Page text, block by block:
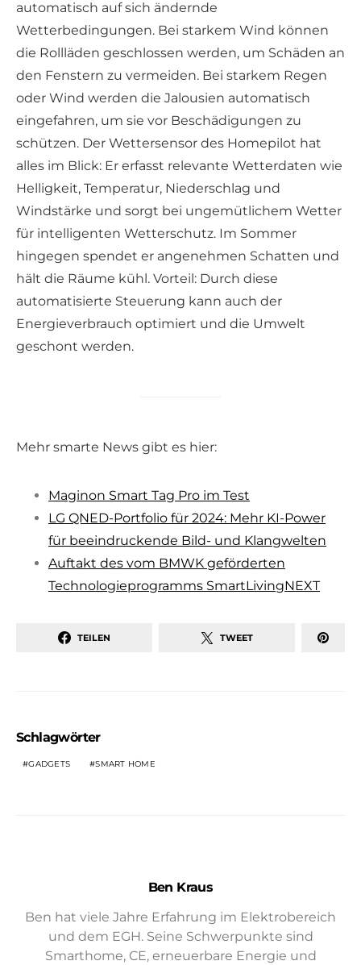
automatisch auf sich ändernde
Wetterbedingungen. Bei starkem Wind können
die Rollläden geschlossen werden, um Schäden an
den Fenstern zu vermeiden. Bei starkem Regen
oder Wind werden die Jalousien automatisch
eingefahren, um sie vor Beschädigungen zu
schützen. Der Wettersensor des Homepilot hat
alles im Blick: Er erfasst relevante Wetterdaten wie
Helligkeit, Temperatur, Niederschlag und
Windstärke und sorgt bei ungemütlichem Wetter
für intelligenten Wetterschutz. Im Sommer
hingegen spendet er angenehmen Schatten und
hält die Räume kühl. Vorteil: Durch diese
automatisierte Steuerung kann auch der
Energieverbrauch optimiert und die Umwelt
geschont werden.
Mehr smarte News gibt es hier:
Maginon Smart Tag Pro im Test
LG QNED-Portfolio für 2024: Mehr KI-Power
für beeindruckende Bild- und Klangwelten
Auftakt des vom BMWK geförderten
Technologieprogramms SmartLivingNEXT
TEILEN TWEET
Schlagwörter
GADGETS SMART HOME
Ben Kraus
Ben hat viele Jahre Erfahrung im Elektrobereich
und dem EGH. Seine Schwerpunkte sind
Smarthome, CE, erneuerbare Energie und